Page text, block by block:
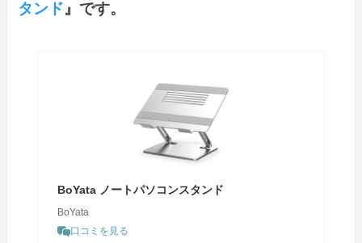
タンド』です。
BoYata ノートパソコンスタンド
BoYata
口コミを見る